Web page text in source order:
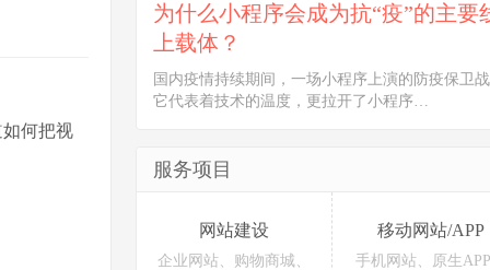
何把视
为什么小程序会成为抗“疫”的主要
上载体？
国内疫情持续期间，一场小程序上演的防疫保卫
它代表着技术的温度，更拉开了小程序…
服务项目
网站建设
企业网站、购物商城、
移动网站/APP
手机网站、原生